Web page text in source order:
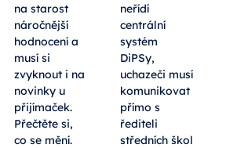
na starost
náročnější
hodnocení a
musí si
zvyknout i na
novinky u
přijímaček.
Přečtěte si,
co se mění.
neřídí
centrální
systém
DiPSy,
uchazeči musí
komunikovat
přímo s
řediteli
středních škol